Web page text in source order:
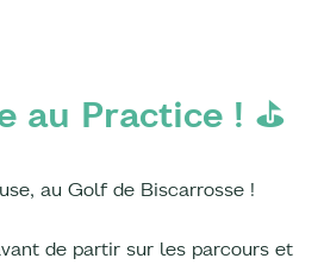
au Practice ! ⛳️
au Golf de Biscarrosse !
de partir sur les parcours et